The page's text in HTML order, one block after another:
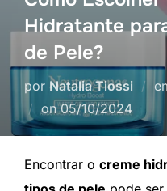
Hidratante
de Pele?
por Natalia Tiossi
onPostado
em
05/10/2024
Encontrar o creme